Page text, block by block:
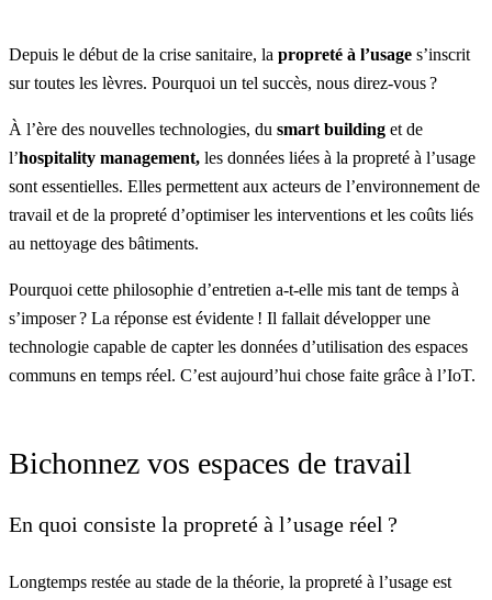
Depuis le début de la crise sanitaire, la propreté à l’usage s’inscrit
sur toutes les lèvres. Pourquoi un tel succès, nous direz-vous ?
À l’ère des nouvelles technologies, du smart building et de
l’hospitality management, les données liées à la propreté à l’usage
sont essentielles. Elles permettent aux acteurs de l’environnement de
travail et de la propreté d’optimiser les interventions et les coûts liés
au nettoyage des bâtiments.
Pourquoi cette philosophie d’entretien a-t-elle mis tant de temps à
s’imposer ? La réponse est évidente ! Il fallait développer une
technologie capable de capter les données d’utilisation des espaces
communs en temps réel. C’est aujourd’hui chose faite grâce à l’IoT.
Bichonnez vos espaces de travail
En quoi consiste la propreté à l’usage réel ?
Longtemps restée au stade de la théorie, la propreté à l’usage est